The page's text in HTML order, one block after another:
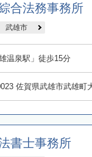
合法務事務所
武雄市
温泉駅」徒歩15分
佐賀県武雄市武雄町
書士事務所